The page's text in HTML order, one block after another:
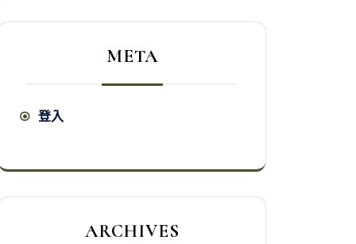
META
登入
ARCHIVES